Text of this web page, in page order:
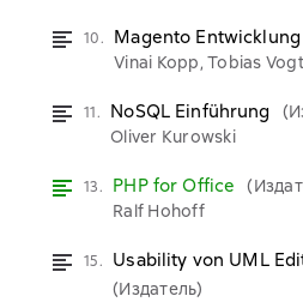
10. Magento Entwicklung
Vinai Kopp, Tobias Vogt
11. NoSQL Einführung
Oliver Kurowski
13. PHP for Office
Ralf Hohoff
15. Usability von UML
(Издатель)